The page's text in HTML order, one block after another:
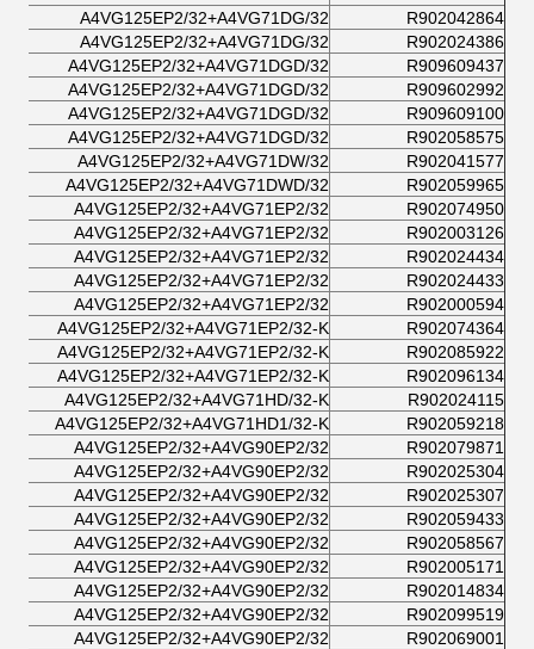
R902042864
A4VG125EP2/32+A4VG71DG/32
R902024386
A4VG125EP2/32+A4VG71DG/32
R909609437
A4VG125EP2/32+A4VG71DGD/32
R909602992
A4VG125EP2/32+A4VG71DGD/32
R909609100
A4VG125EP2/32+A4VG71DGD/32
R902058575
A4VG125EP2/32+A4VG71DGD/32
R902041577
A4VG125EP2/32+A4VG71DW/32
R902059965
A4VG125EP2/32+A4VG71DWD/32
R902074950
A4VG125EP2/32+A4VG71EP2/32
R902003126
A4VG125EP2/32+A4VG71EP2/32
R902024434
A4VG125EP2/32+A4VG71EP2/32
R902024433
A4VG125EP2/32+A4VG71EP2/32
R902000594
A4VG125EP2/32+A4VG71EP2/32
R902074364
A4VG125EP2/32+A4VG71EP2/32-K
R902085922
A4VG125EP2/32+A4VG71EP2/32-K
R902096134
A4VG125EP2/32+A4VG71EP2/32-K
R902024115
A4VG125EP2/32+A4VG71HD/32-K
R902059218
A4VG125EP2/32+A4VG71HD1/32-K
R902079871
A4VG125EP2/32+A4VG90EP2/32
R902025304
A4VG125EP2/32+A4VG90EP2/32
R902025307
A4VG125EP2/32+A4VG90EP2/32
R902059433
A4VG125EP2/32+A4VG90EP2/32
R902058567
A4VG125EP2/32+A4VG90EP2/32
R902005171
A4VG125EP2/32+A4VG90EP2/32
R902014834
A4VG125EP2/32+A4VG90EP2/32
R902099519
A4VG125EP2/32+A4VG90EP2/32
R902069001
A4VG125EP2/32+A4VG90EP2/32